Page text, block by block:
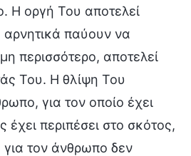
Η οργή Του αποτελεί
παύουν να
περισσότερο, αποτελεί
Του. Η θλίψη Του
για τον οποίο έχει
έχει περιπέσει στο σκότος,
για τον άνθρωπο δεν